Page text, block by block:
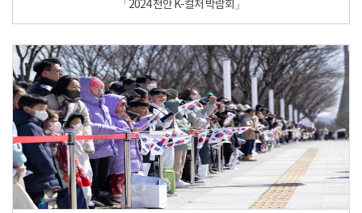
「2024 천안 K-컬처 박람회」